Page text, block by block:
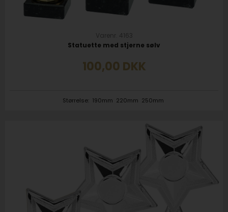
Varenr. 4163
Statuette med stjerne sølv
100,00 DKK
Størrelse: 190mm 220mm 250mm